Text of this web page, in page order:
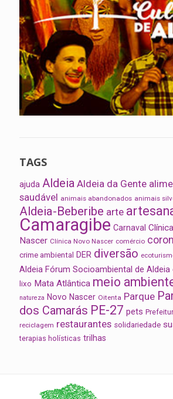
TAGS
ajuda Aldeia Aldeia da Gente
saudável animais abandonados animais
Aldeia-Beberibe arte
Camaragibe Carnaval
Nascer Clínica Novo Nascer comércio
crime ambiental DER diversão
Aldeia Fórum Socioambiental de Aldeia
lixo Mata Atlântica meio
natureza Novo Nascer Oitenta Parque
dos Camarás PE-27 pets
reciclagem restaurantes solidariedade
terapias holísticas trilhas